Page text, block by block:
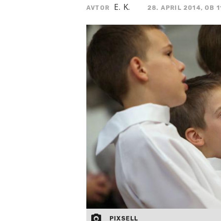
AVTOR E. K. 28. APRIL 2014, OB
PIXSELL